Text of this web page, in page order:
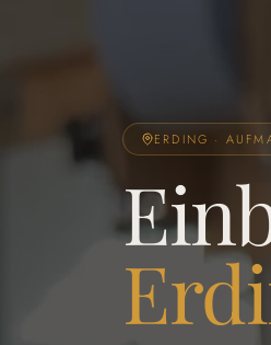
ERDING ·